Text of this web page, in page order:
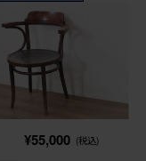
¥55,000 (税込)